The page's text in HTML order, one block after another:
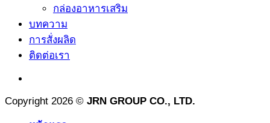
กล่องอาหารเสริม
บทความ
การสั่งผลิด
ติดต่อเรา
Copyright 2026 © JRN GROUP CO., LTD.